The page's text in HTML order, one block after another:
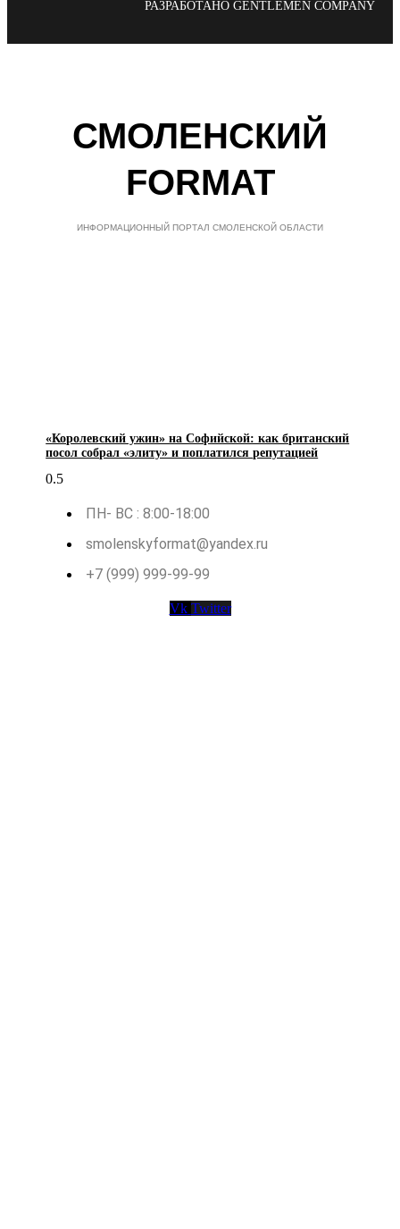
РАЗРАБОТАНО GENTLEMEN COMPANY
СМОЛЕНСКИЙ
FORMAT
ИНФОРМАЦИОННЫЙ ПОРТАЛ СМОЛЕНСКОЙ ОБЛАСТИ
«Королевский ужин» на Софийской: как британский
посол собрал «элиту» и поплатился репутацией
ПН- ВС : 8:00-18:00
smolenskyformat@yandex.ru
+7 (999) 999-99-99
Vk Twitter